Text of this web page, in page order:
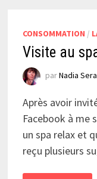
CONSOMMATION /
Visite au
parNadia
Après avoir
Facebook à me
un spa relax et
reçu plusieurs